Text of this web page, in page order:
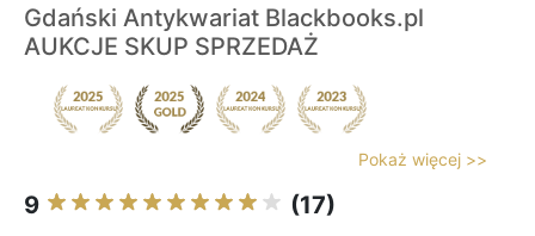
Gdański Antykwariat Blackbooks.pl
AUKCJE SKUP SPRZEDAŻ
Pokaż więcej >>
9 (17)